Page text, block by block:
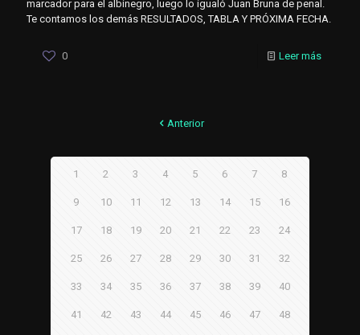
marcador para el albinegro, luego lo igualó Juan Bruna de penal.
Te contamos los demás RESULTADOS, TABLA Y PRÓXIMA FECHA.
0 Leer más
Anterior
1 2 3 4 5 6 7 8
9 10 11 12 13 14 15 16
17 18 19 20 21 22 23 24
25 26 27 28 29 30 31 32
33 34 35 36 37 38 39 40
41 42 43 44 45 46 47 48